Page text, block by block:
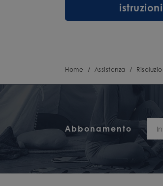
istruzioni
Home / Assistenza /
Abbonamento